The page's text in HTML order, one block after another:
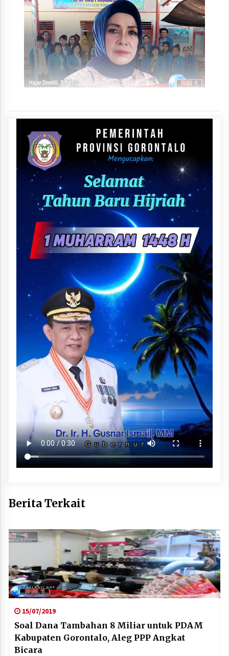
Berita Terkait
15/07/2019
Soal Dana Tambahan 8 Miliar untuk PDAM
Kabupaten Gorontalo, Aleg PPP Angkat
Bicara